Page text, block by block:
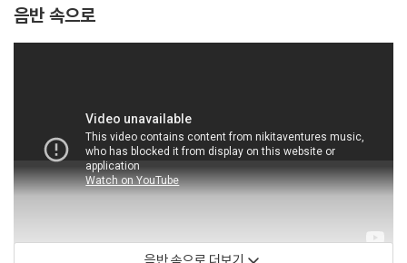
음반 속으로